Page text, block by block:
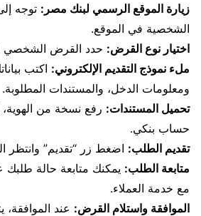
زيارة الموقع الرسمي لبنك مصر: توجه
الشخصية في الموقع.
اختيار نوع القرض: حدد القرض الشخصي
ملء نموذج التقديم الإلكتروني: اكتب
ومعلومات الدخل، والمستندات المطلوبة.
تحميل المستندات: رفع نسخة من
حساب بنكي.
تقديم الطلب: اضغط زر “تقديم” وانتظر
متابعة الطلب: يمكنك متابعة حالة طلبك
مع خدمة العملاء.
الموافقة واستلام القرض: عند الموافقة،